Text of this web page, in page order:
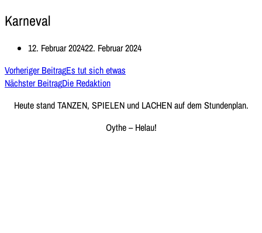
Karneval
12. Februar 202422. Februar 2024
Vorheriger BeitragEs tut sich etwas
Nächster BeitragDie Redaktion
Heute stand TANZEN, SPIELEN und LACHEN auf dem Stundenplan.
Oythe – Helau!